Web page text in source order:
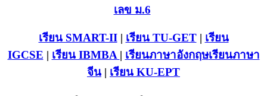
เลข ม.6
เรียน SMART-II| เรียน TU-GET| เรียน
IGCSE | เรียน IBMBA | เรียนภาษาอังกฤษเรียนภาษา
จีน | เรียน KU-EPT